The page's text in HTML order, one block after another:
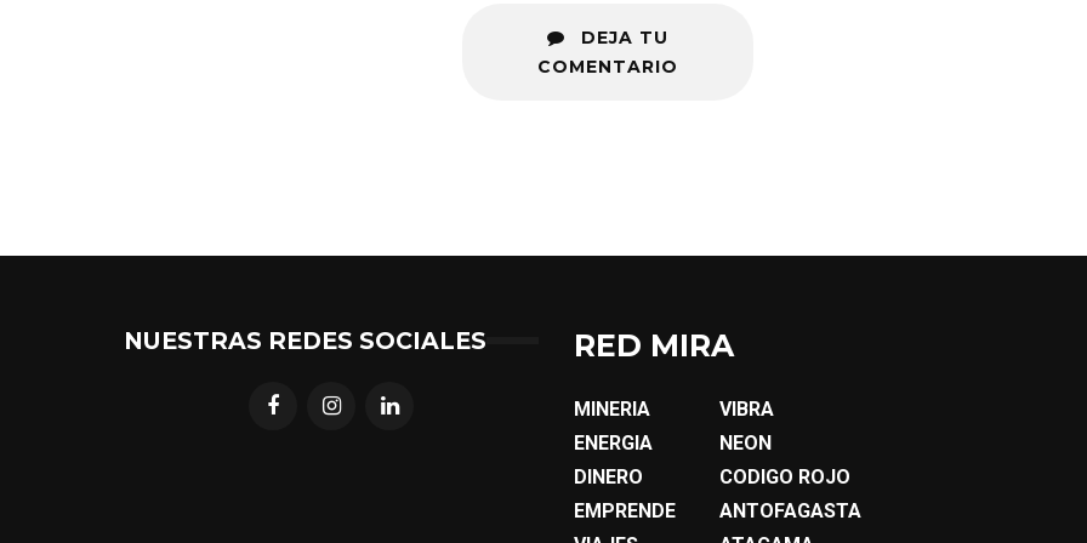
DEJA TU
COMENTARIO
NUESTRAS REDES SOCIALES RED MIRA
MINERIA
ENERGIA
DINERO
EMPRENDE
VIBRA
NEON
CODIGO ROJO
ANTOFAGASTA